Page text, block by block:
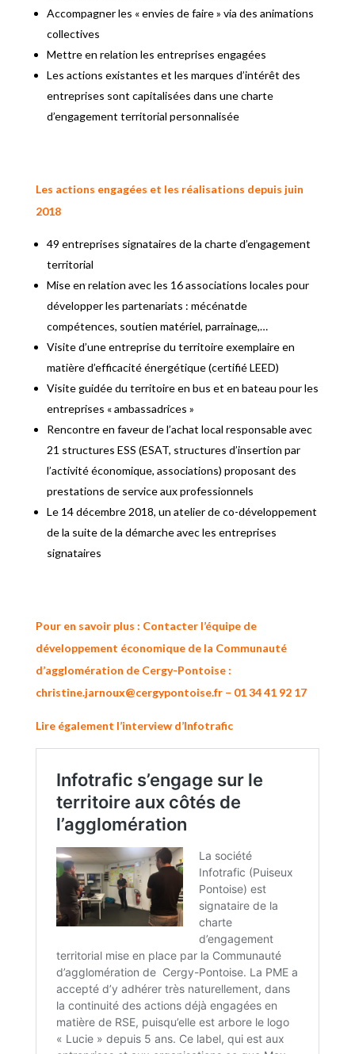
Accompagner les « envies de faire » via des animations
collectives
Mettre en relation les entreprises engagées
Les actions existantes et les marques d’intérêt des
entreprises sont capitalisées dans une charte
d’engagement territorial personnalisée
Les actions engagées et les réalisations depuis juin
2018
49 entreprises signataires de la charte d’engagement
territorial
Mise en relation avec les 16 associations locales pour
développer les partenariats : mécénatde
compétences, soutien matériel, parrainage,…
Visite d’une entreprise du territoire exemplaire en
matière d’efficacité énergétique (certifié LEED)
Visite guidée du territoire en bus et en bateau pour les
entreprises « ambassadrices »
Rencontre en faveur de l’achat local responsable avec
21 structures ESS (ESAT, structures d’insertion par
l’activité économique, associations) proposant des
prestations de service aux professionnels
Le 14 décembre 2018, un atelier de co-développement
de la suite de la démarche avec les entreprises
signataires
Pour en savoir plus : Contacter l’équipe de
développement économique de la Communauté
d’agglomération de Cergy-Pontoise :
christine.jarnoux@cergypontoise.fr – 01 34 41 92 17
Lire également l’interview d’Infotrafic